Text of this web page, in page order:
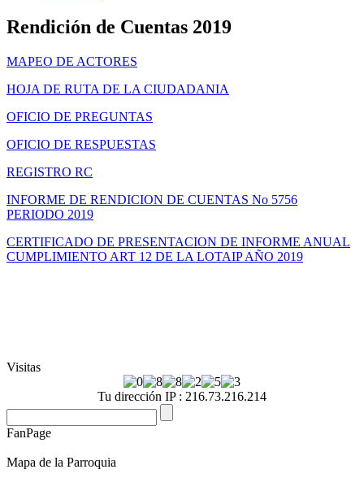
Rendición de Cuentas 2019
MAPEO DE ACTORES
HOJA DE RUTA DE LA CIUDADANIA
OFICIO DE PREGUNTAS
OFICIO DE RESPUESTAS
REGISTRO RC
INFORME DE RENDICION DE CUENTAS No 5756
PERIODO 2019
CERTIFICADO DE PRESENTACION DE INFORME ANUAL
CUMPLIMIENTO ART 12 DE LA LOTAIP AÑO 2019
Visitas
Tu dirección IP : 216.73.216.214
FanPage
Mapa de la Parroquia